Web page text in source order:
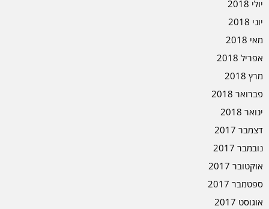
יולי 2018
יוני 2018
מאי 2018
אפריל 2018
מרץ 2018
פברואר 2018
ינואר 2018
דצמבר 2017
נובמבר 2017
אוקטובר 2017
ספטמבר 2017
אוגוסט 2017